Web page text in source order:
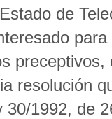
de
resolución
1992, de